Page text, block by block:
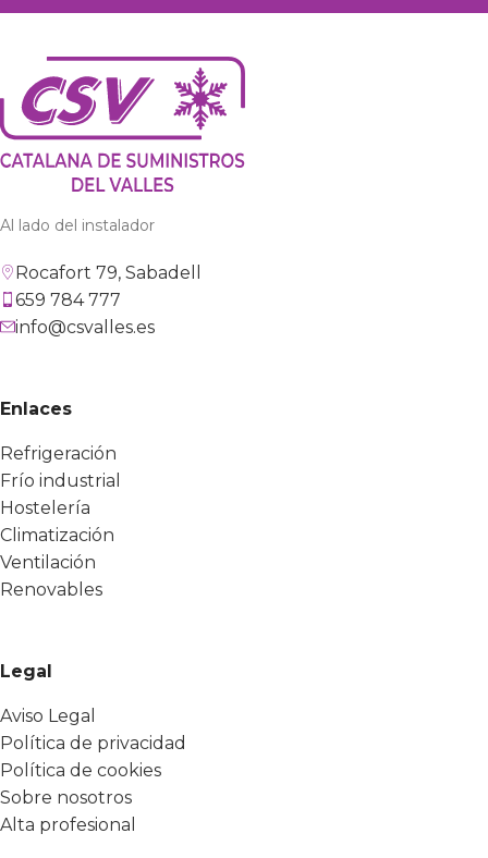
Al lado del instalador
Rocafort 79, Sabadell
659 784 777
info@csvalles.es
Enlaces
Refrigeración
Frío industrial
Hostelería
Climatización
Ventilación
Renovables
Legal
Aviso Legal
Política de privacidad
Política de cookies
Sobre nosotros
Alta profesional